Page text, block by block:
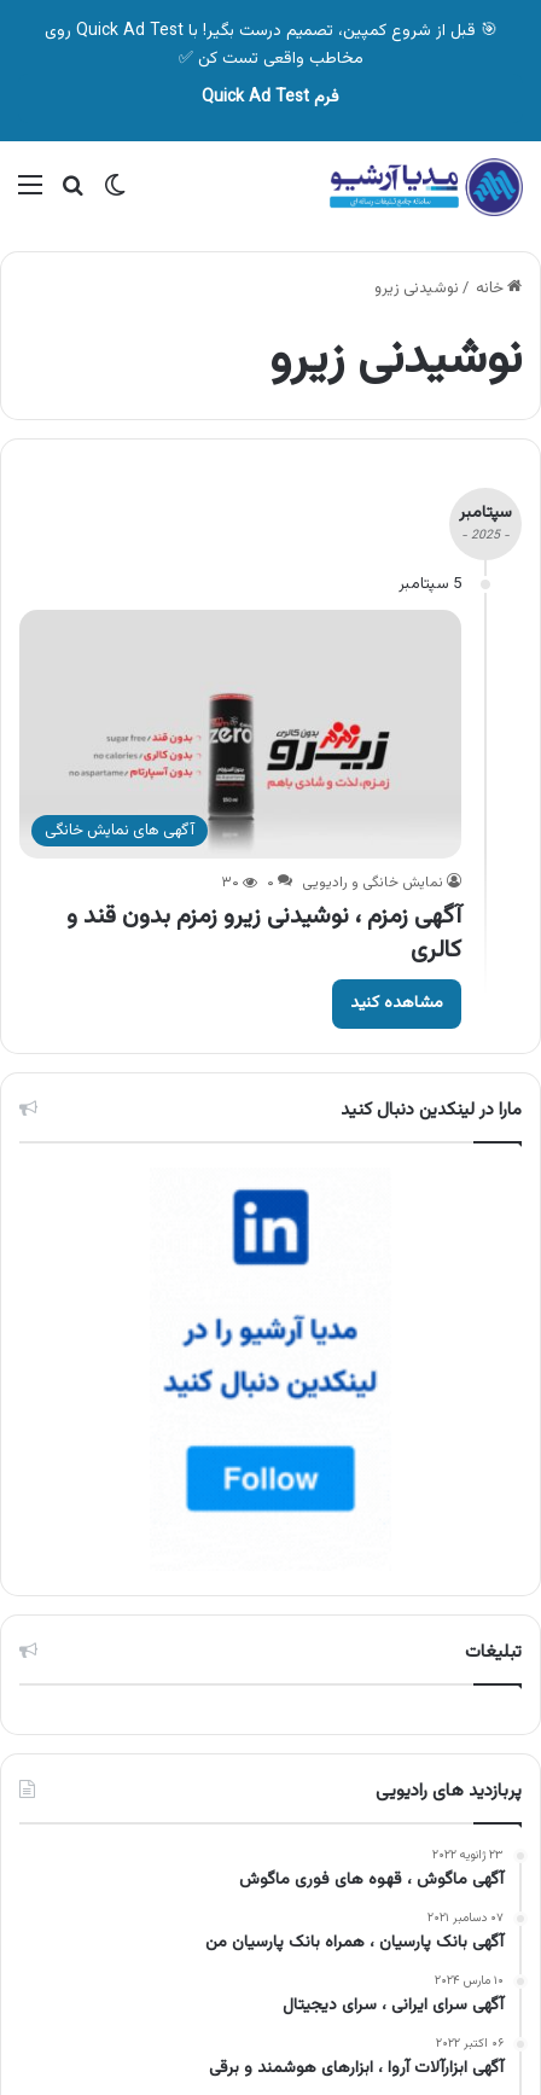
🎯 قبل از شروع کمپین، تصمیم درست بگیر! با Quick Ad Test روی
مخاطب واقعی تست کن ✅
فرم Quick Ad Test
تغییر پوسته
خانه / نوشیدنی زیرو
نوشیدنی زیرو
سپتامبر
- 2025 -
5 سپتامبر
آگهی های نمایش خانگی
نمایش خانگی و رادیویی ۰ ۳۰
آگهی زمزم ، نوشیدنی زیرو زمزم بدون قند و
کالری
مشاهده کنید
مارا در لینکدین دنبال کنید
تبلیغات
پربازدید های رادیویی
۲۳ ژانویه ۲۰۲۲
آگهی ماگوش ، قهوه های فوری ماگوش
۰۷ دسامبر ۲۰۲۱
آگهی بانک پارسیان ، همراه بانک پارسیان من
۱۰ مارس ۲۰۲۴
آگهی سرای ایرانی ، سرای دیجیتال
۰۶ اکتبر ۲۰۲۲
آگهی ابزارآلات آروا ، ابزارهای هوشمند و برقی